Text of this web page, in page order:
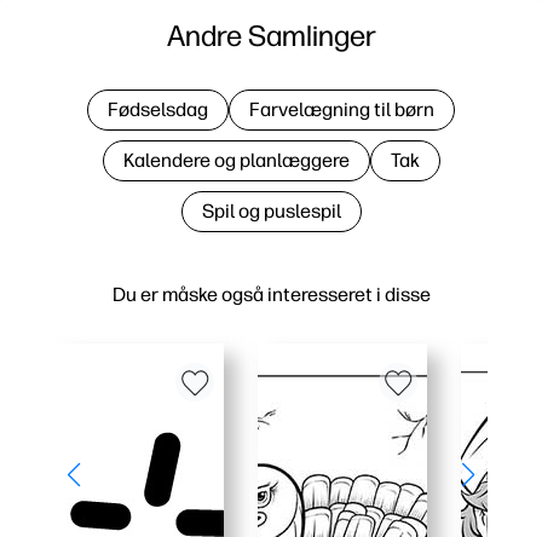
Du er måske også interesseret i disse
Andre Samlinger
Fødselsdag Farvelægning til børn
Kalendere og planlæggere Tak
Spil og puslespil